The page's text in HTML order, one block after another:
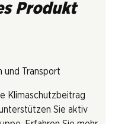
Produkt
und Transport
Klimaschutzbeitrag
Sie aktiv